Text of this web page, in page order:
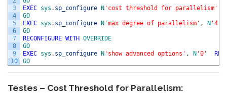
3
4
5
6
7
8
9
10
EXEC sys . sp_configure N 'cost threshold for parallelism'
GO
EXEC sys . sp_configure N 'max degree of parallelism' , N '4'
GO
RECONFIGURE WITH OVERRIDE
GO
EXEC sys . sp_configure N 'show advanced options' , N '0'
GO
Testes – Cost Threshold for Parallelism: